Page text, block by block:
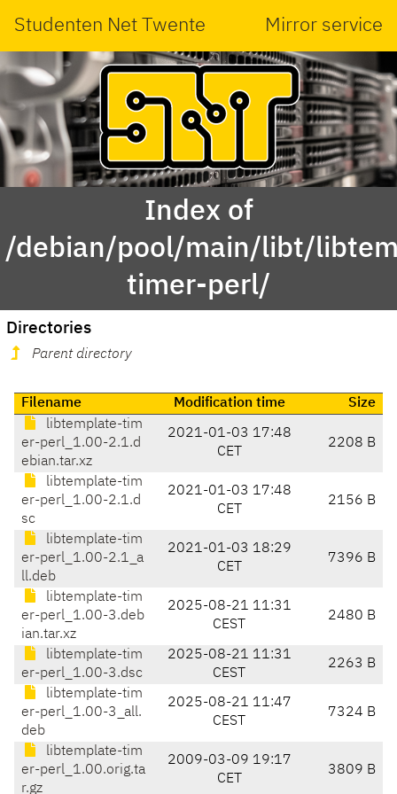
Studenten Net Twente Mirror service
Index of
/debian/pool/main/libt/
timer-perl/
Directories
Parent directory
Filename Modification time
Size
libtemplate-tim
er-perl_1.00-2.1.d
ebian.tar.xz
2021-01-03 17:48
CET
2208 B
libtemplate-tim
er-perl_1.00-2.1.d
sc
2021-01-03 17:48
CET
2156 B
libtemplate-tim
er-perl_1.00-2.1_a
ll.deb
2021-01-03 18:29
CET
7396 B
libtemplate-tim
er-perl_1.00-3.deb
ian.tar.xz
2025-08-21 11:31
CEST
2480 B
libtemplate-tim
er-perl_1.00-3.dsc
2025-08-21 11:31
CEST
2263 B
libtemplate-tim
er-perl_1.00-3_all.
deb
2025-08-21 11:47
CEST
7324 B
libtemplate-tim
er-perl_1.00.orig.ta
r.gz
2009-03-09 19:17
CET
3809 B